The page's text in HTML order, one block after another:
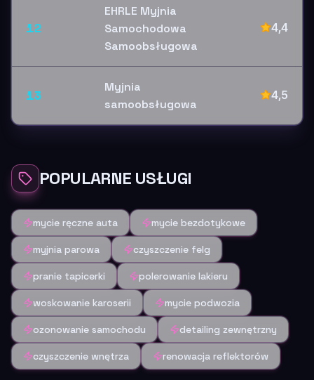
12
EHRLE Myjnia
Samochodowa
Samoobsługowa
4,4
13
Myjnia
samoobsługowa
4,5
POPULARNE USŁUGI
mycie ręczne auta mycie bezdotykowe
myjnia parowa czyszczenie felg
pranie tapicerki polerowanie lakieru
woskowanie karoserii mycie podwozia
ozonowanie samochodu detailing zewnętrzny
czyszczenie wnętrza renowacja reflektorów